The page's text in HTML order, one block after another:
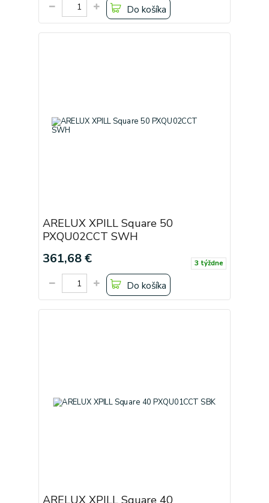
Do košíka
ARELUX XPILL Square 50
PXQU02CCT SWH
361,68 € 3 týždne
Do košíka
ARELUX XPILL Square 40